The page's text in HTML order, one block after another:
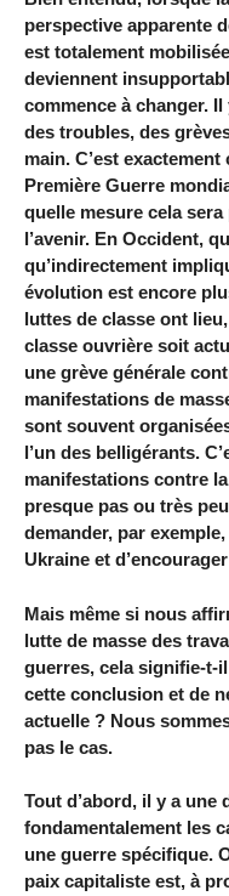
perspective apparente
est totalement
deviennent
commence à changer.
des troubles, des
main. C’est
Première Guerre
quelle mesure cela
l’avenir. En Occident,
qu’indirectement
évolution est encore
luttes de classe ont
classe ouvrière soit
une grève générale
manifestations de
sont souvent
l’un des belligérants.
manifestations contre
presque pas ou très
demander, par
Ukraine et
Mais même si nous
lutte de masse des
guerres, cela signifie-t-
cette conclusion et de
actuelle ? Nous
pas le cas.
Tout d’abord, il y a
fondamentalement les
une guerre spécifique.
paix capitaliste est, à